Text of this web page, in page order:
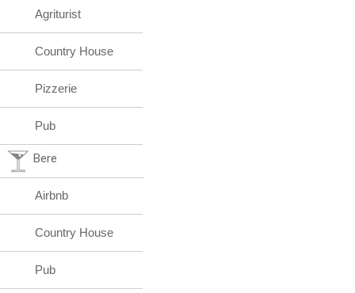
Agriturist
Country House
Pizzerie
Pub
Bere
Airbnb
Country House
Pub